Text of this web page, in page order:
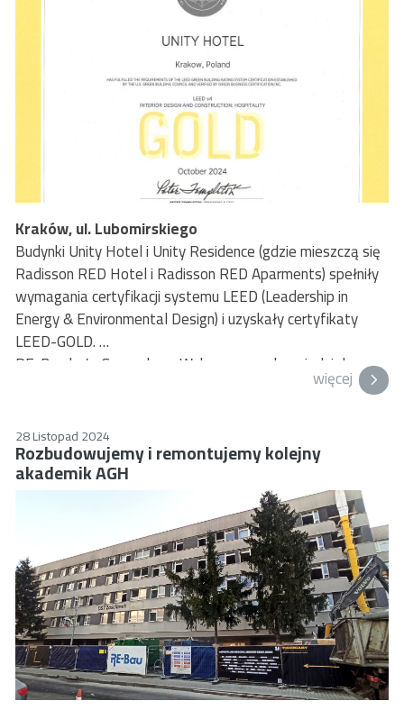
Kraków, ul. Lubomirskiego
Budynki Unity Hotel i Unity Residence (gdzie mieszczą się
Radisson RED Hotel i Radisson RED Aparments) spełniły
wymagania certyfikacji systemu LEED (Leadership in
Energy & Environmental Design) i uzyskały certyfikaty
LEED-GOLD.
RE-Bau była Generalnym Wykonawcą odpowiedzialnym
zarówno za prace budowlane, projektowe i instalacyjne
niezbędne do funkcjonowania tego typu nieruchomości), jak
również za umeblowanie i kompleksowe wyposażenie obu
obiektów.
więcej
28 Listopad 2024
Rozbudowujemy i remontujemy kolejny
akademik AGH